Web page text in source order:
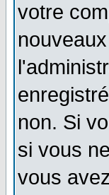
votre
non. Si
si vous
vous